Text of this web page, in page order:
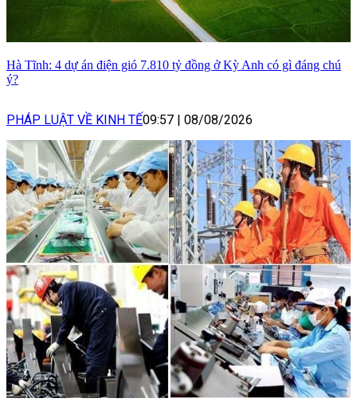
Hà Tĩnh: 4 dự án điện gió 7.810 tỷ đồng ở Kỳ Anh có gì đáng chú
ý?
PHÁP LUẬT VỀ KINH TẾ09:57 | 08/08/2026